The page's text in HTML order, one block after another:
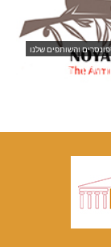
ארמנים בישראל